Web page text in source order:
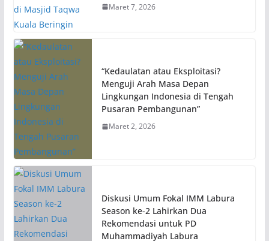
Maret 7, 2026
“Kedaulatan atau Eksploitasi?
Menguji Arah Masa Depan
Lingkungan Indonesia di Tengah
Pusaran Pembangunan”
Maret 2, 2026
Diskusi Umum Fokal IMM Labura
Season ke-2 Lahirkan Dua
Rekomendasi untuk PD
Muhammadiyah Labura